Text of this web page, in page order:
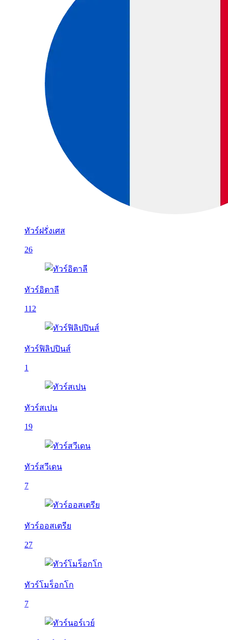
ทัวร์ฝรั่งเศส
26
ทัวร์อิตาลี
112
ทัวร์ฟิลิปปินส์
1
ทัวร์สเปน
19
ทัวร์สวีเดน
7
ทัวร์ออสเตรีย
27
ทัวร์โมร็อกโก
7